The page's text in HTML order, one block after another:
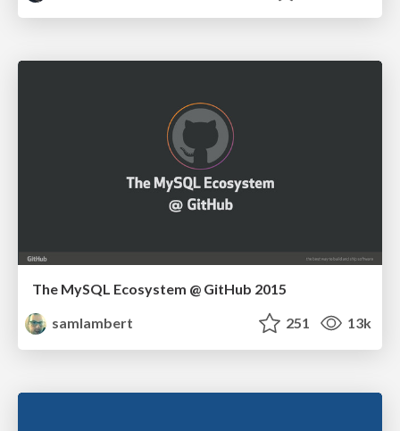
The MySQL Ecosystem @ GitHub 2015
samlambert
251 13k